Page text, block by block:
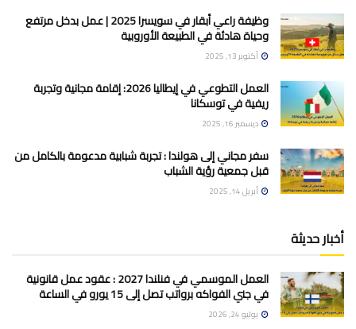
وظيفة راعي أبقار في سويسرا 2025 | عمل بدخل مرتفع
وحياة هادئة في الطبيعة الأوروبية
أكتوبر 13, 2025
العمل التطوعي في إيطاليا 2026: إقامة مجانية وتجربة
ريفية في توسكانا
ديسمبر 16, 2025
سفر مجاني إلى هولندا : تجربة شبابية مدعومة بالكامل من
قبل جمعية رؤية الشباب
أبريل 14, 2025
أخبار حديثة
العمل الموسمي في فنلندا 2027 : عقود عمل قانونية
في جني الفواكه برواتب تصل إلى 15 يورو في الساعة
يوليو 24, 2026